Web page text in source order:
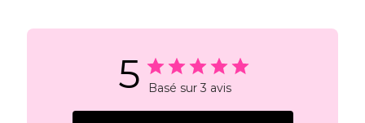
5 Basé sur 3 avis